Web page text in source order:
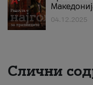
04.12.2025
Слични